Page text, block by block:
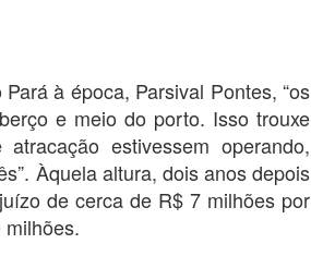
à época, Parsival Pontes, “os
e meio do porto. Isso trouxe
estivessem operando,
Àquela altura, dois anos depois
de cerca de R$ 7 milhões por